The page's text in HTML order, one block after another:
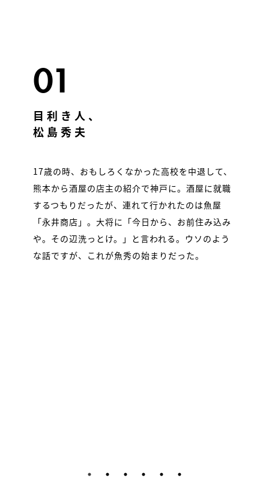
01
目利き人、
松島秀夫
17歳の時、おもしろくなかった高校を中退して、
熊本から酒屋の店主の紹介で神戸に。酒屋に就職
するつもりだったが、連れて行かれたのは魚屋
「永井商店」。大将に「今日から、お前住み込み
や。その辺洗っとけ。」と言われる。ウソのよう
な話ですが、これが魚秀の始まりだった。